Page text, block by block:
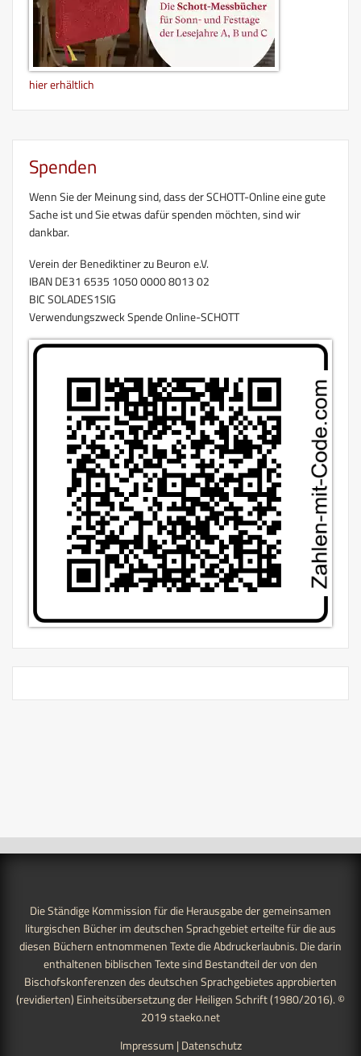
hier erhältlich
Spenden
Wenn Sie der Meinung sind, dass der SCHOTT-Online eine gute
Sache ist und Sie etwas dafür spenden möchten, sind wir
dankbar.
Verein der Benediktiner zu Beuron e.V.
IBAN DE31 6535 1050 0000 8013 02
BIC SOLADES1SIG
Verwendungszweck Spende Online-SCHOTT
Die Ständige Kommission für die Herausgabe der gemeinsamen
liturgischen Bücher im deutschen Sprachgebiet erteilte für die aus
diesen Büchern entnommenen Texte die Abdruckerlaubnis. Die darin
enthaltenen biblischen Texte sind Bestandteil der von den
Bischofskonferenzen des deutschen Sprachgebietes approbierten
(revidierten) Einheitsübersetzung der Heiligen Schrift (1980/2016). ©
2019staeko.net
Impressum | Datenschutz